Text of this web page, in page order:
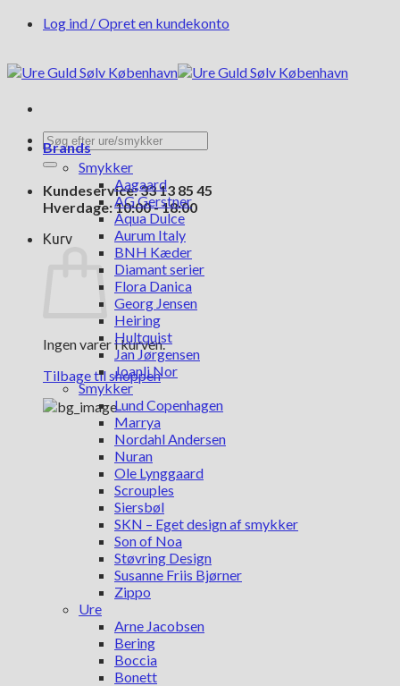
FortsætLog ind / Opret en kundekonto
Søg
efter:
Kundeservice: 33 13 85 45
Hverdage: 10:00 - 18:00
Kurv
Ingen varer i kurven.
Tilbage til shoppen
Brands
Smykker
Aagaard
AG Gerstner
Aqua Dulce
Aurum Italy
BNH Kæder
Diamant serier
Flora Danica
Georg Jensen
Heiring
Hultquist
Jan Jørgensen
Joanli Nor
Smykker
Lund Copenhagen
Marrya
Nordahl Andersen
Nuran
Ole Lynggaard
Scrouples
Siersbøl
SKN – Eget design af smykker
Son of Noa
Støvring Design
Susanne Friis Bjørner
Zippo
Ure
Arne Jacobsen
Bering
Boccia
Bonett